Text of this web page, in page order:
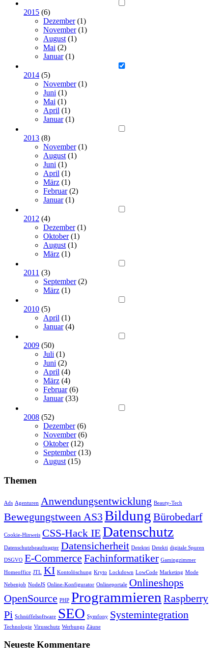
2015 (6)
Dezember(1)
November(1)
August (1)
Mai (2)
Januar(1)
2014 (5)
November(1)
Juni (1)
Mai (1)
April (1)
Januar(1)
2013 (8)
November(1)
August (1)
Juni (1)
April (1)
März (1)
Februar(2)
Januar(1)
2012 (4)
Dezember(1)
Oktober(1)
August (1)
März (1)
2011 (3)
September(2)
März (1)
2010 (5)
April (1)
Januar(4)
2009 (50)
Juli (1)
Juni (2)
April (4)
März (4)
Februar(6)
Januar(33)
2008 (52)
Dezember(6)
November(6)
Oktober(12)
September(13)
August (15)
Themen
Ads Agenturen Anwendungsentwicklung Beauty-Tech
Bewegungstween AS3 Bildung Bürobedarf
Cookie-Hinweis CSS-Hack IEDatenschutz
Datenschutzbeauftragter Datensicherheit Detektei Detekti digitale Spuren
DSGVO E-Commerce Fachinformatiker Gamingzimmer
Homeoffice JTL KI Kontolöschung Kryto Lockdown LowCode Marketing Mode
Nebenjob NodeJS Online-Konfigurator Onlineportale Onlineshops
OpenSource PHP Programmieren Raspberry
Pi Schnüffelsoftware SEO Symfony Systemintegration
Technologie Virusschutz Werbungs Zäune
Neueste Kommentare